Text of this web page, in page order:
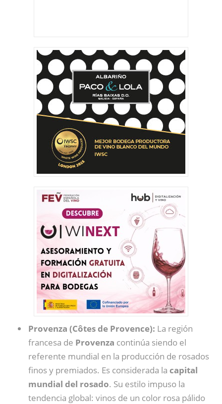
Provenza (Côtes de Provence): La región
francesa de Provenza continúa siendo el
referente mundial en la producción de rosados
finos y premiados. Es considerada la capital
mundial del rosado. Su estilo impuso la
tendencia global: vinos de un color rosa pálido